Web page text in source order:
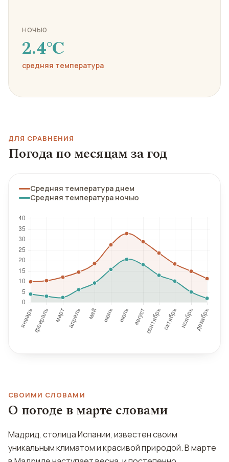
НОЧЬЮ
2.4℃
средняя температура
ДЛЯ СРАВНЕНИЯ
Погода по месяцам за год
Средняя температура днем
Средняя температура ночью
СВОИМИ СЛОВАМИ
О погоде в марте словами
Мадрид, столица Испании, известен своим
уникальным климатом и красивой природой. В марте